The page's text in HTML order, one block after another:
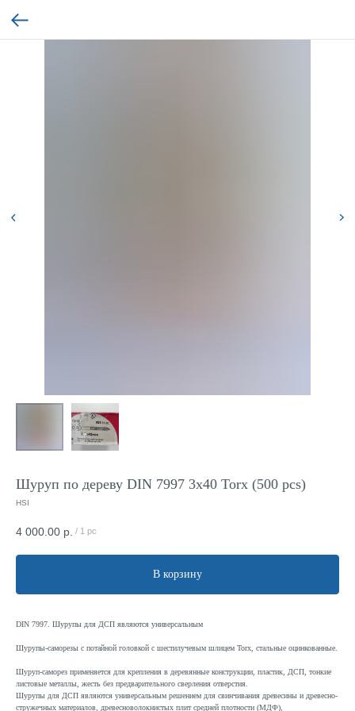
Шуруп по дереву DIN 7997 3x40 Torx (500 pcs)
HSI
4 000.00 р. / 1 pc
В корзину
DIN 7997. Шурупы для ДСП являются универсальным
Шурупы-саморезы с потайной головкой с шестилучевым шлицем Torx, стальные оцинкованные.
Шуруп-саморез применяется для крепления в деревянные конструкции, пластик, ДСП, тонкие
листовые металлы, жесть без предварительного сверления отверстия.
Шурупы для ДСП являются универсальным решением для свинчивания древесины и древесно-
стружечных материалов, древесноволокнистых плит средней плотности (МДФ),